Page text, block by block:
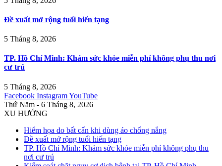
Đề xuất mở rộng tuổi hiến tạng
5 Tháng 8, 2026
TP. Hồ Chí Minh: Khám sức khỏe miễn phí không phụ thu nơi
cư trú
5 Tháng 8, 2026
Facebook InstagramYouTube
Thứ Năm - 6 Tháng 8, 2026
XU HƯỚNG
Hiểm họa do bất cẩn khi dùng áo chống nắng
Đề xuất mở rộng tuổi hiến tạng
TP. Hồ Chí Minh: Khám sức khỏe miễn phí không phụ thu
nơi cư trú